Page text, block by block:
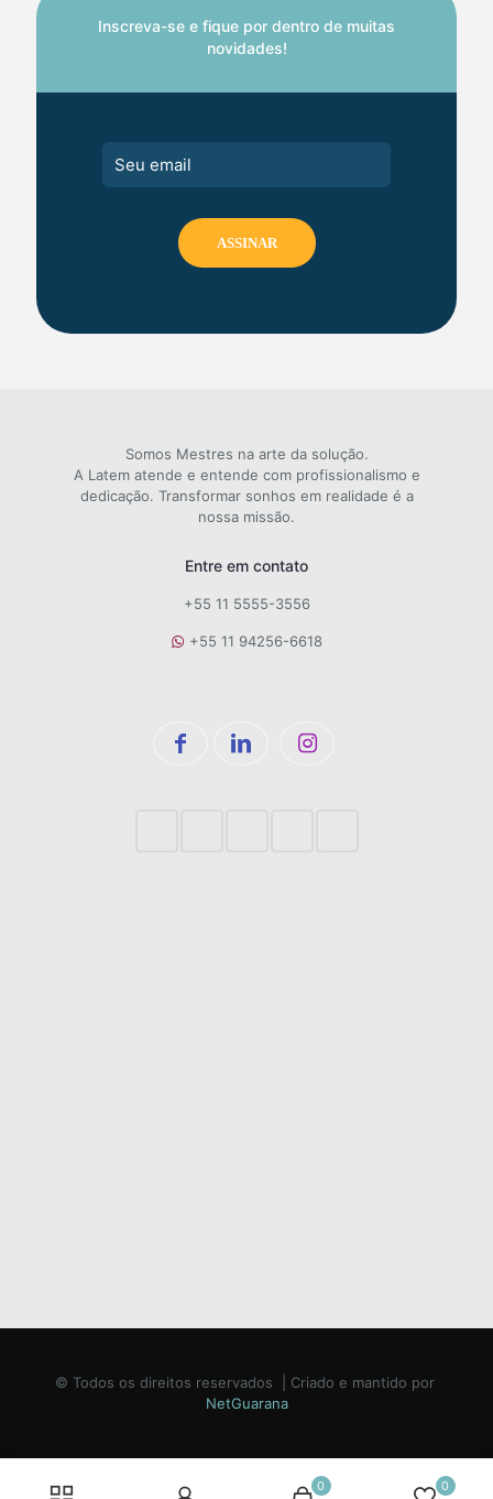
Inscreva-se e fique por dentro de muitas
novidades!
Somos Mestres na arte da solução.
A Latem atende e entende com profissionalismo e
dedicação. Transformar sonhos em realidade é a
nossa missão.
Entre em contato
+55 11 5555-3556
+55 11 94256-6618
© Todos os direitos reservados | Criado e mantido por
NetGuarana
0 0